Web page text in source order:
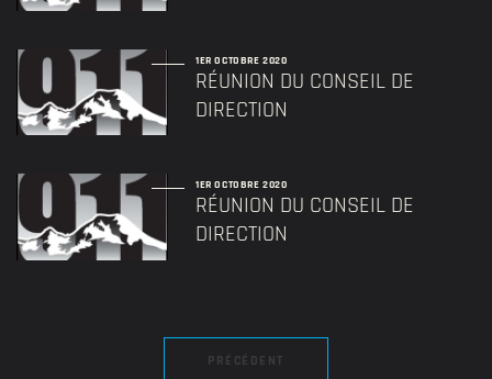
1ER OCTOBRE 2020
RÉUNION DU CONSEIL DE
DIRECTION
1ER OCTOBRE 2020
RÉUNION DU CONSEIL DE
DIRECTION
PRÉCÉDENT